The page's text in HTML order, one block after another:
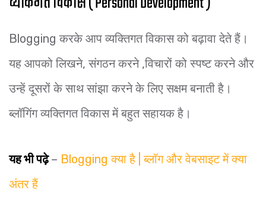
Blogging करके आप व्यक्तिगत विकास को बढ़ावा देते हैं।
यह आपको लिखने, संगठन करने ,विचारों को स्पष्ट करने और
उन्हें दूसरों के साथ सांझा करने के लिए सक्षम बनाती है।
ब्लॉगिंग व्यक्तिगत विकास में बहुत सहायक है।
यह भी पढ़े– Blogging क्या है | ब्लॉग और वेबसाइट में क्या
अंतर हैं